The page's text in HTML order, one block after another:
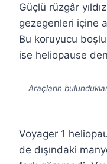
Güçlü rüzgâr
gezegenleri içine
Bu koruyucu
ise heliopause
Araçların
Voyager 1
de dışındaki